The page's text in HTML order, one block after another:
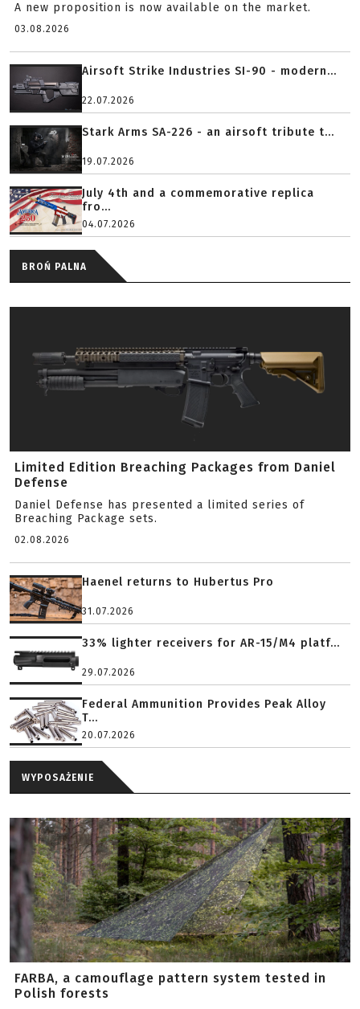
A new proposition is now available on the market.
03.08.2026
Airsoft Strike Industries SI-90 - modern...
22.07.2026
Stark Arms SA-226 - an airsoft tribute t...
19.07.2026
July 4th and a commemorative replica
fro...
04.07.2026
BROŃ PALNA
Limited Edition Breaching Packages from Daniel
Defense
Daniel Defense has presented a limited series of
Breaching Package sets.
02.08.2026
Haenel returns to Hubertus Pro
31.07.2026
33% lighter receivers for AR-15/M4 platf...
29.07.2026
Federal Ammunition Provides Peak Alloy
T...
20.07.2026
WYPOSAŻENIE
FARBA, a camouflage pattern system tested in
Polish forests